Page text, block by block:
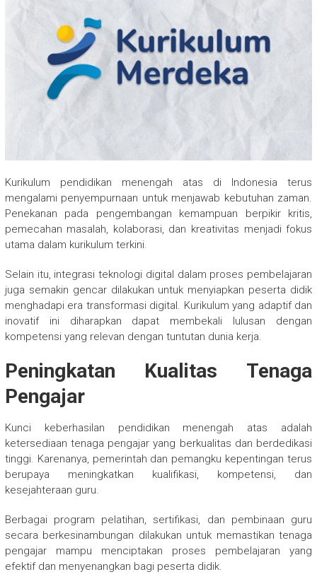
Kurikulum pendidikan menengah atas di Indonesia terus
mengalami penyempurnaan untuk menjawab kebutuhan zaman.
Penekanan pada pengembangan kemampuan berpikir kritis,
pemecahan masalah, kolaborasi, dan kreativitas menjadi fokus
utama dalam kurikulum terkini.
Selain itu, integrasi teknologi digital dalam proses pembelajaran
juga semakin gencar dilakukan untuk menyiapkan peserta didik
menghadapi era transformasi digital. Kurikulum yang adaptif dan
inovatif ini diharapkan dapat membekali lulusan dengan
kompetensi yang relevan dengan tuntutan dunia kerja.
Peningkatan Kualitas Tenaga
Pengajar
Kunci keberhasilan pendidikan menengah atas adalah
ketersediaan tenaga pengajar yang berkualitas dan berdedikasi
tinggi. Karenanya, pemerintah dan pemangku kepentingan terus
berupaya meningkatkan kualifikasi, kompetensi, dan
kesejahteraan guru.
Berbagai program pelatihan, sertifikasi, dan pembinaan guru
secara berkesinambungan dilakukan untuk memastikan tenaga
pengajar mampu menciptakan proses pembelajaran yang
efektif dan menyenangkan bagi peserta didik.